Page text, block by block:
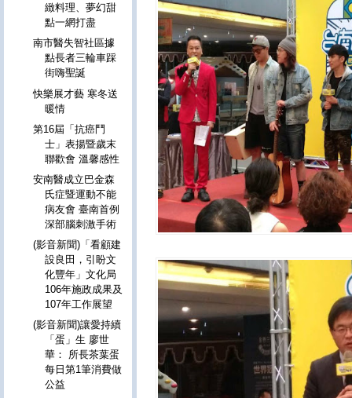
緻料理、夢幻甜
點一網打盡
南市醫失智社區據
點長者三輪車踩
街嗨聖誕
快樂展才藝 寒冬送
暖情
第16屆「抗癌鬥
士」表揚暨歲末
聯歡會 溫馨感性
安南醫成立巴金森
氏症暨運動不能
病友會 臺南首例
深部腦刺激手術
(影音新聞)「看顧建
設良田，引盼文
化豐年」文化局
106年施政成果及
107年工作展望
(影音新聞)讓愛持續
「蛋」生 廖世
華： 所長茶葉蛋
每日第1筆消費做
公益